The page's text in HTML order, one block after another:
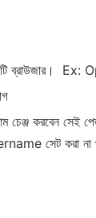
ব্রাউজার।
চেঞ্জ করবেন
সেট করা না